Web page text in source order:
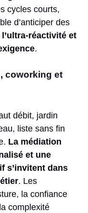
cycles courts,
d’anticiper des
réactivité et
.
coworking et
débit, jardin
liste sans fin
La médiation
et une
s’invitent dans
. Les
la confiance
complexité